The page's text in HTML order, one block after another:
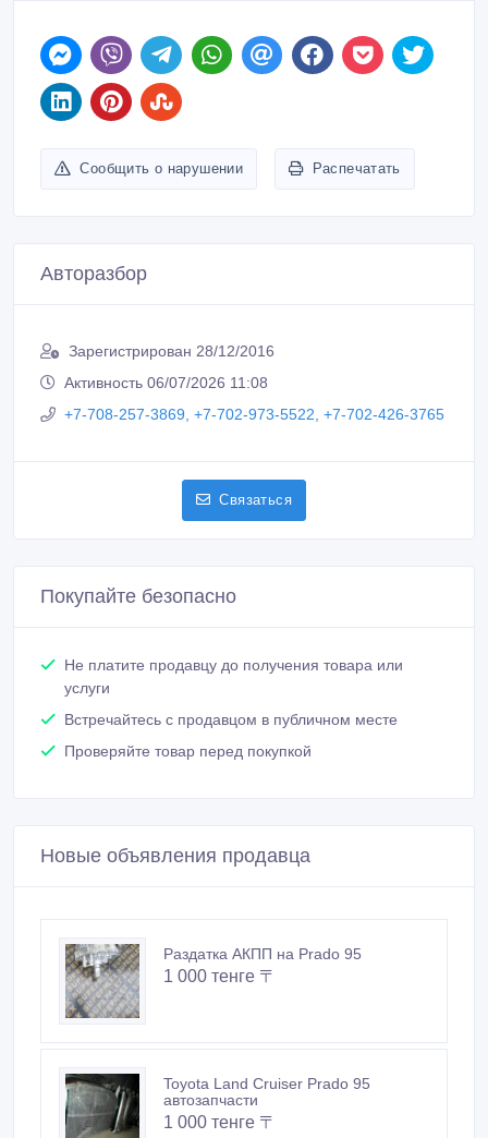
Сообщить о нарушении Распечатать
Авторазбор
Зарегистрирован 28/12/2016
Активность 06/07/2026 11:08
+7-708-257-3869, +7-702-973-5522, +7-702-426-3765
Связаться
Покупайте безопасно
Не платите продавцу до получения товара или
услуги
Встречайтесь с продавцом в публичном месте
Проверяйте товар перед покупкой
Новые объявления продавца
Раздатка АКПП на Prado 95
1 000 тенге 〒
Toyota Land Cruiser Prado 95
автозапчасти
1 000 тенге 〒